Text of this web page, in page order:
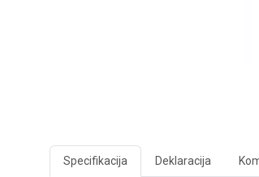
Specifikacija Deklaracija